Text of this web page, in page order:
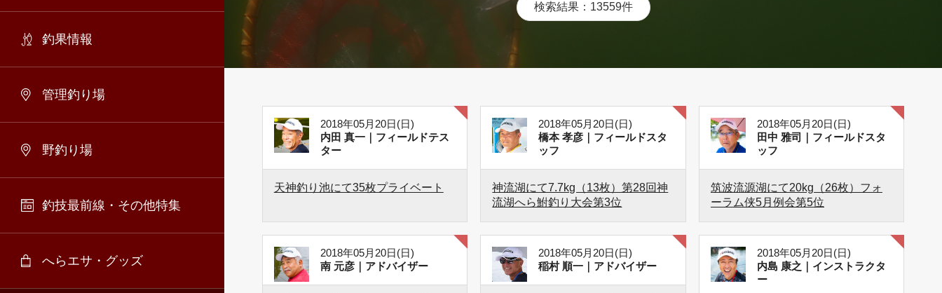
釣果情報
管理釣り場
野釣り場
釣技最前線・その他特集
へらエサ・グッズ
検索結果：13559件
2018年05月20日(日)
内田 真一｜フィールドテス
ター
天神釣り池にて35枚プライベート
2018年05月20日(日)
橋本 孝彦｜フィールドスタ
ッフ
神流湖にて7.7kg（13枚）第28回神
流湖へら鮒釣り大会第3位
2018年05月20日(日)
田中 雅司｜フィールドスタ
ッフ
筑波流源湖にて20kg（26枚）フォ
ーラム侠5月例会第5位
2018年05月20日(日)
南 元彦｜アドバイザー
2018年05月20日(日)
稲村 順一｜アドバイザー
2018年05月20日(日)
内島 康之｜インストラクタ
ー